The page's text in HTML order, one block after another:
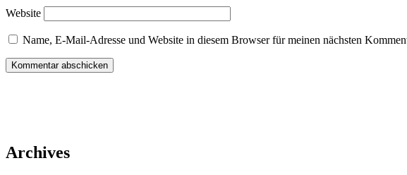
Website
Name, E-Mail-Adresse und Website in diesem Browser für meinen nächsten
Archives